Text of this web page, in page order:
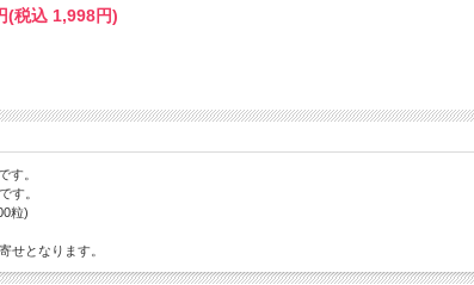
(税込 1,998円)
す。
す。
粒)
せとなります。